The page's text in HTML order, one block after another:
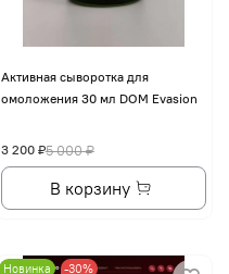
Активная сыворотка для
омоложения 30 мл DOM Evasion
5 000 ₽
3 200 ₽
В корзину
Новинка -30%